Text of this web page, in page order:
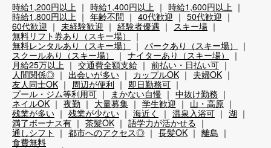
時給1,200円以上 時給1,400円以上
時給1,600円以上
時給1,800円以上
年齢不問 40代歓迎
50代歓迎
60代歓迎
未経験歓迎 経験者優遇
スキー場
無料リフト券あり（スキー場）
無料レンタルあり（スキー場）
パークあり（スキー場）
スクールあり（スキー場）
ナイターあり（スキー場）
月給25万以上
交通費全額支給
前払い・日払い可
人間関係◎
出会いが多い カップルOK
夫婦OK
友人同士OK
周辺が便利
即日勤務可
プール・ジム等利用可
まかない自慢
中抜け勤務
ネイルOK
夜勤 大量募集 学生歓迎
山・高原
残業が多い
残業が少ない 海近く 温泉入浴可
湖
満了ボーナス有
茶髪OK
語学力が活かせる
通しシフト
都市へのアクセス◎ 長髪OK
離島
食費無料